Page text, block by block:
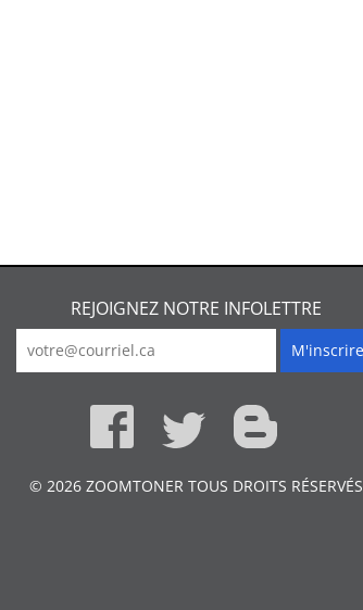
REJOIGNEZ NOTRE INFOLETTRE
© 2026 ZOOMTONER TOUS DROITS RÉSERVÉS